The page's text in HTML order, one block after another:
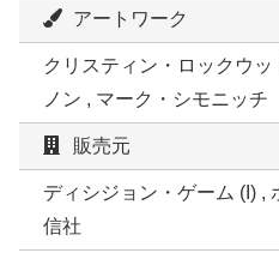
アートワーク
クリスティン・ロックウ
ノン , マーク・シモニッチ
販売元
ディシジョン・ゲーム (I) ,
信社